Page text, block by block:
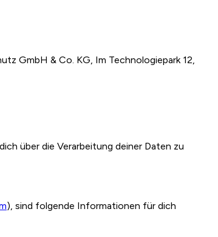
GmbH & Co. KG, Im Technologiepark 12,
über die Verarbeitung deiner Daten zu
), sind folgende Informationen für dich